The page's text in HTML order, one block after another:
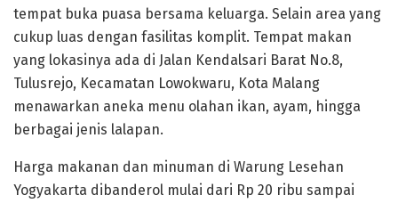
tempat buka puasa bersama keluarga. Selain area yang
cukup luas dengan fasilitas komplit. Tempat makan
yang lokasinya ada di Jalan Kendalsari Barat No.8,
Tulusrejo, Kecamatan Lowokwaru, Kota Malang
menawarkan aneka menu olahan ikan, ayam, hingga
berbagai jenis lalapan.
Harga makanan dan minuman di Warung Lesehan
Yogyakarta dibanderol mulai dari Rp 20 ribu sampai